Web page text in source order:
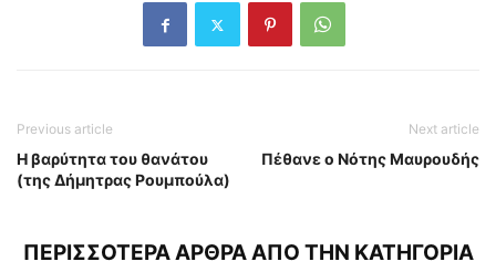
Previous article
Η βαρύτητα του θανάτου
(της Δήμητρας Ρουμπούλα)
Next article
Πέθανε ο Νότης Μαυρουδής
ΠΕΡΙΣΣΟΤΕΡΑ ΑΡΘΡΑ ΑΠΟ ΤΗΝ ΚΑΤΗΓΟΡΙΑ